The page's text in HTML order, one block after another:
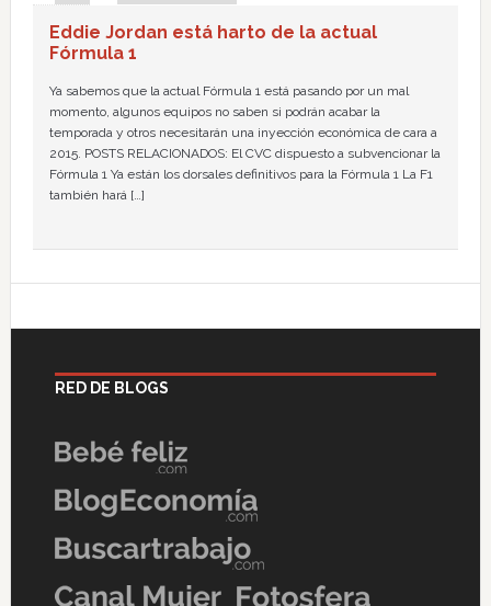
Eddie Jordan está harto de la actual
Fórmula 1
Ya sabemos que la actual Fórmula 1 está pasando por un mal
momento, algunos equipos no saben si podrán acabar la
temporada y otros necesitarán una inyección económica de cara a
2015. POSTS RELACIONADOS: El CVC dispuesto a subvencionar la
Fórmula 1 Ya están los dorsales definitivos para la Fórmula 1 La F1
también hará […]
RED DE BLOGS